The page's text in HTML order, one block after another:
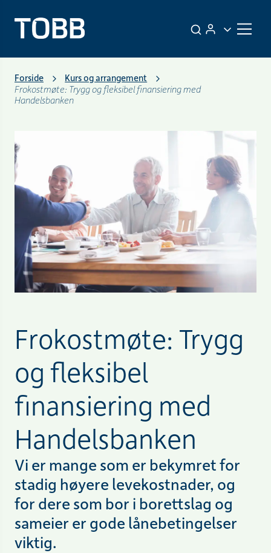
Forside
Kurs og arrangement
Frokostmøte: Trygg og fleksibel finansiering med
Handelsbanken
Frokostmøte: Trygg
og fleksibel
finansiering med
Handelsbanken
Vi er mange som er bekymret for
stadig høyere levekostnader, og
for dere som bor i borettslag og
sameier er gode lånebetingelser
viktig.